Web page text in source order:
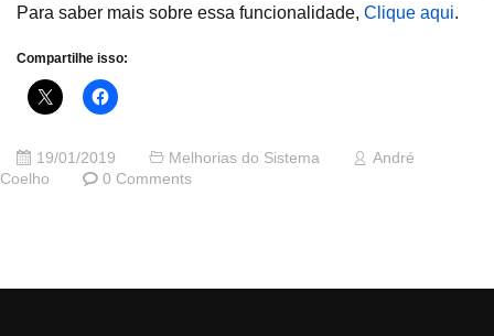
Para saber mais sobre essa funcionalidade, Clique aqui.
Compartilhe isso:
19/01/2019 Melhorias do Sistema
André
Coelho
0 Comments